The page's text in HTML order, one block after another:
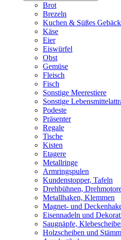
Brot
Brezeln
Kuchen & Süßes Gebäck
Käse
Eier
Eiswürfel
Obst
Gemüse
Fleisch
Fisch
Sonstige Meerestiere
Sonstige
Podeste
Präsenter
Regale
Tische
Kisten
Etagere
Metallringe
Armringspulen
Kundenstopper, Tafeln
Drehbühnen,
Metallhaken, Klemmen
Magnet- und
Eisennadeln und
Saugnäpfe,
Holzscheiben und